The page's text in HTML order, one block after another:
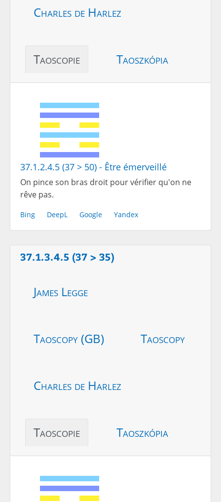
Charles de Harlez
Taoscopie Taoszkópia
37.1.2.4.5 (37 > 50) - Être émerveillé
On pince son bras droit pour vérifier qu'on ne
rêve pas.
Bing DeepL Google Yandex
37.1.3.4.5 (37 > 35)
James Legge
Taoscopy (GB) Taoscopy
Charles de Harlez
Taoscopie Taoszkópia